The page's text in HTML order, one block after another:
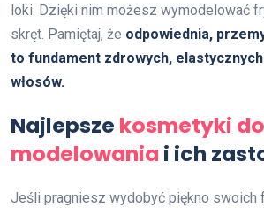
loki. Dzięki nim możesz wymodelować
skręt. Pamiętaj, że odpowiednia,
to fundament zdrowych,
włosów.
Najlepsze kosmetyki do
modelowania i ich
Jeśli pragniesz wydobyć piękno swoich